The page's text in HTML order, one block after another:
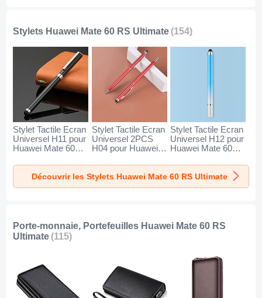
Stylets Huawei Mate 60 RS Ultimate (154)
Stylet Tactile Ecran
Universel H11 pour
Huawei Mate 60
Stylet Tactile Ecran
Universel 2PCS
H04 pour Huawei
Ultimate Rouge
Stylet Tactile Ecran
Universel H12 pour
Huawei Mate 60
Découvrir les Stylets Huawei Mate 60 RS Ultimate
Porte-monnaie, Portefeuilles Huawei Mate 60 RS
Ultimate (115)